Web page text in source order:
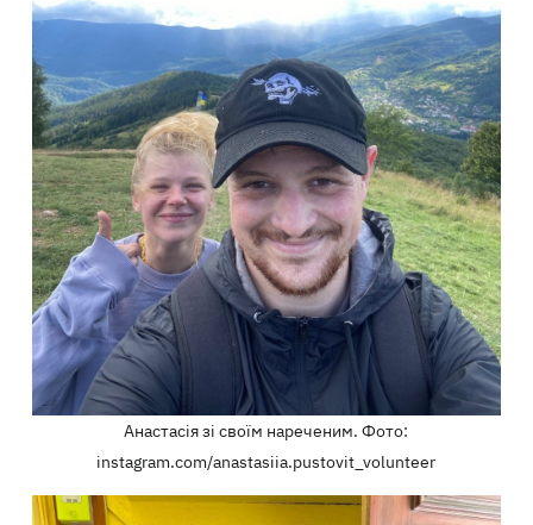
Анастасія зі своїм нареченим. Фото:
instagram.com/anastasiia.pustovit_volunteer